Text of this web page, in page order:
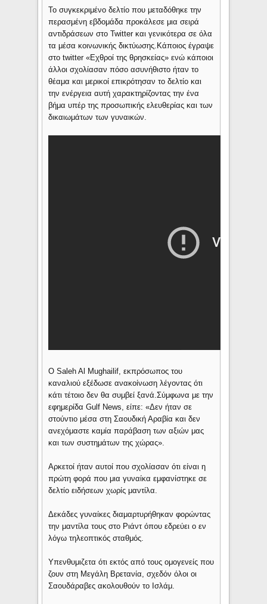
Το συγκεκριμένο δελτίο που μεταδόθηκε την
περασμένη εβδομάδα προκάλεσε μια σειρά
αντιδράσεων στο Twitter και γενικότερα σε όλα
τα μέσα κοινωνικής δικτύωσης.Κάποιος έγραψε
στο twitter «Εχθροί της θρησκείας» ενώ κάποιοι
άλλοι σχολίασαν πόσο ασυνήθιστο ήταν το
θέαμα και μερικοί επικρότησαν το δελτίο και
την ενέργεια αυτή χαρακτηρίζοντας την ένα
βήμα υπέρ της προσωπικής ελευθερίας και των
δικαιωμάτων των γυναικών.
Ο Saleh Al Mughailif, εκπρόσωπος του
καναλιού εξέδωσε ανακοίνωση λέγοντας ότι
κάτι τέτοιο δεν θα συμβεί ξανά.Σύμφωνα με την
εφημερίδα Gulf News, είπε: «Δεν ήταν σε
στούντιο μέσα στη Σαουδική Αραβία και δεν
ανεχόμαστε καμία παράβαση των αξιών μας
και των συστημάτων της χώρας».
Αρκετοί ήταν αυτοί που σχολίασαν ότι είναι η
πρώτη φορά που μια γυναίκα εμφανίστηκε σε
δελτίο ειδήσεων χωρίς μαντίλα.
Δεκάδες γυναίκες διαμαρτυρήθηκαν φορώντας
την μαντίλα τους στο Ριάντ όπου εδρεύει ο εν
λόγω τηλεοπτικός σταθμός.
Υπενθυμιζετα ότι εκτός από τους ομογενείς που
ζουν στη Μεγάλη Βρετανία, σχεδόν όλοι οι
Σαουδάραβες ακολουθούν το Ισλάμ.